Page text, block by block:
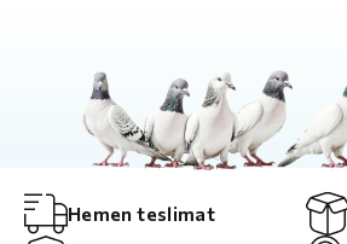
Hemen teslimat